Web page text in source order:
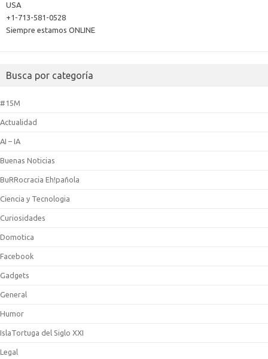
USA
+1-713-581-0528
Siempre estamos ONLINE
Busca por categoría
#15M
Actualidad
AI – IA
Buenas Noticias
BuRRocracia Eh!pañola
Ciencia y Tecnologia
Curiosidades
Domotica
Facebook
Gadgets
General
Humor
IslaTortuga del Siglo XXI
Legal